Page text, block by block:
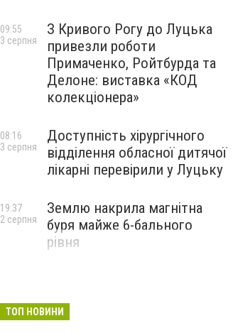
З Кривого Рогу до Луцька
привезли роботи
Примаченко, Ройтбурда та
Делоне: виставка «КОД
колекціонера»
09:55
3 серпня
Доступність хірургічного
відділення обласної дитячої
лікарні перевірили у Луцьку
08:16
3 серпня
Землю накрила магнітна
буря майже 6-бального
рівня
19:37
2 серпня
ТОП НОВИНИ